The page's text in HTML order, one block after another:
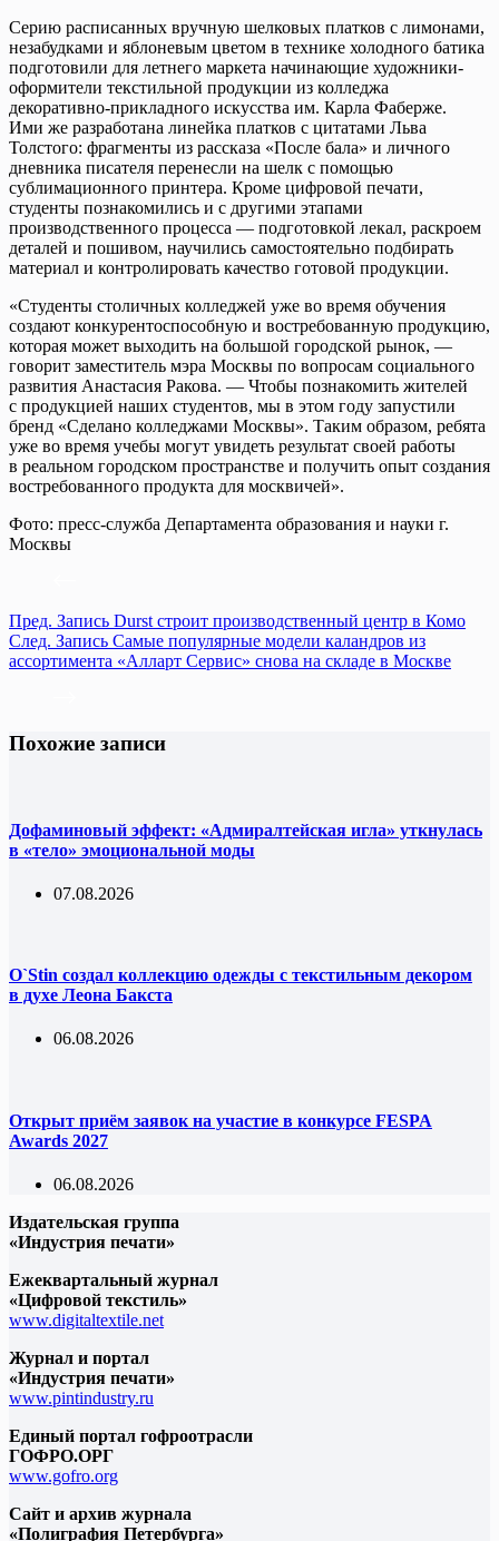
Серию расписанных вручную шелковых платков с лимонами,
незабудками и яблоневым цветом в технике холодного батика
подготовили для летнего маркета начинающие художники-
оформители текстильной продукции из колледжа
декоративно-прикладного искусства им. Карла Фаберже.
Ими же разработана линейка платков с цитатами Льва
Толстого: фрагменты из рассказа «После бала» и личного
дневника писателя перенесли на шелк с помощью
сублимационного принтера. Кроме цифровой печати,
студенты познакомились и с другими этапами
производственного процесса — подготовкой лекал, раскроем
деталей и пошивом, научились самостоятельно подбирать
материал и контролировать качество готовой продукции.
«Студенты столичных колледжей уже во время обучения
создают конкурентоспособную и востребованную продукцию,
которая может выходить на большой городской рынок, —
говорит заместитель мэра Москвы по вопросам социального
развития Анастасия Ракова. — Чтобы познакомить жителей
с продукцией наших студентов, мы в этом году запустили
бренд «Сделано колледжами Москвы». Таким образом, ребята
уже во время учебы могут увидеть результат своей работы
в реальном городском пространстве и получить опыт создания
востребованного продукта для москвичей».
Фото: пресс-служба Департамента образования и науки г.
Москвы
Пред. Запись Durst строит производственный центр в Комо
След. Запись Самые популярные модели каландров из
ассортимента «Алларт Сервис» снова на складе в Москве
Похожие записи
Дофаминовый эффект: «Адмиралтейская игла» уткнулась
в «тело» эмоциональной моды
07.08.2026
O`Stin создал коллекцию одежды с текстильным декором
в духе Леона Бакста
06.08.2026
Открыт приём заявок на участие в конкурсе FESPA
Awards 2027
06.08.2026
Издательская группа
«Индустрия печати»
Ежеквартальный журнал
«Цифровой текстиль»
www.digitaltextile.net
Журнал и портал
«Индустрия печати»
www.pintindustry.ru
Единый портал гофроотрасли
ГОФРО.ОРГ
www.gofro.org
Сайт и архив журнала
«Полиграфия Петербурга»